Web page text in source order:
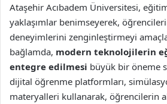
Ataşehir Acıbadem Üniversitesi,
yaklaşımlar benimseyerek,
deneyimlerini zenginleştirmeyi
bağlamda, modern teknolojilerin
entegre edilmesi büyük bir öneme
dijital öğrenme platformları,
materyalleri kullanarak, öğrencilerin